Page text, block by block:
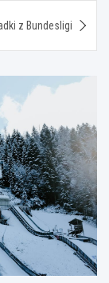
z Bundesligi